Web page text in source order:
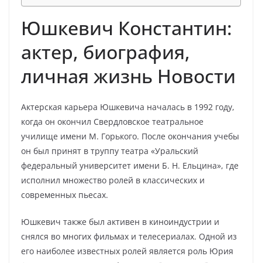
Юшкевич Константин:
актер, биография,
личная жизнь Новости
Актерская карьера Юшкевича началась в 1992 году,
когда он окончил Свердловское театральное
училище имени М. Горького. После окончания учебы
он был принят в труппу театра «Уральский
федеральный университет имени Б. Н. Ельцина», где
исполнил множество ролей в классических и
современных пьесах.
Юшкевич также был активен в киноиндустрии и
снялся во многих фильмах и телесериалах. Одной из
его наиболее известных ролей является роль Юрия